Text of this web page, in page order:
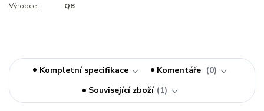
Výrobce: Q8
Kompletní specifikace Komentáře
0
Související zboží
1